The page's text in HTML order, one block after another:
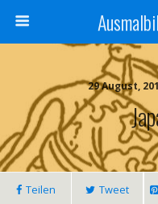
29 August,
Teilen Tweet